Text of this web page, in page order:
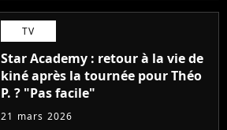
TV
Star Academy : retour à la vie de
kiné après la tournée pour Théo
P. ? "Pas facile"
21 mars 2026